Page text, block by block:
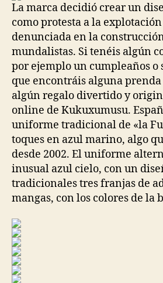
La marca decidió crear un
como protesta a la
denunciada en la
mundalistas. Si tenéis algún
por ejemplo un cumpleaños o
que encontráis alguna
algún regalo divertido y
online de Kukuxumusu.
uniforme tradicional de «la
toques en azul marino, algo
desde 2002. El uniforme
inusual azul cielo, con un
tradicionales tres franjas de
mangas, con los colores de la